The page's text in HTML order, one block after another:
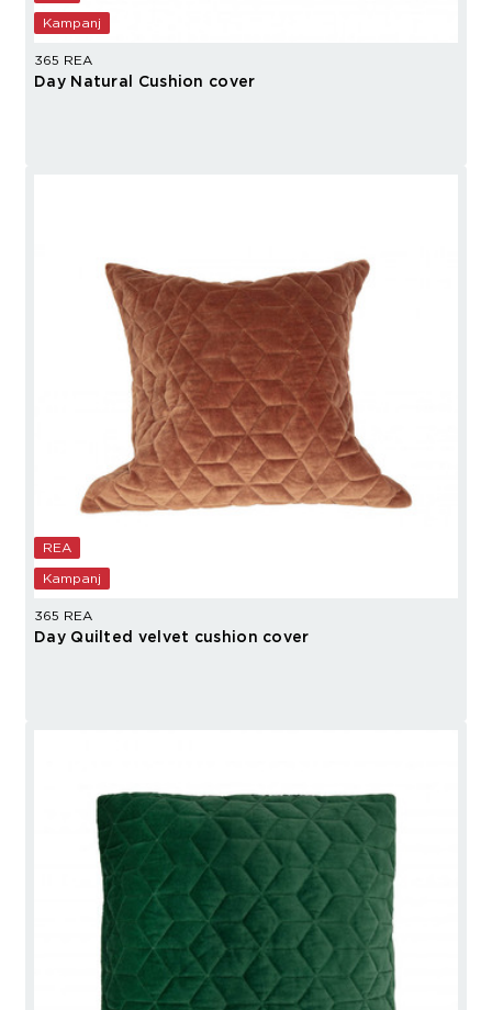
Kampanj
365 REA
Day Natural Cushion cover
REA
Kampanj
365 REA
Day Quilted velvet cushion cover